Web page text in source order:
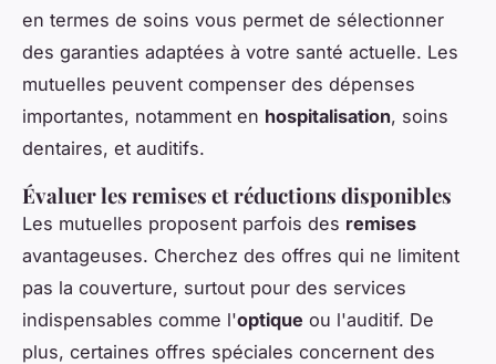
en termes de soins vous permet de sélectionner
des garanties adaptées à votre santé actuelle. Les
mutuelles peuvent compenser des dépenses
importantes, notamment en hospitalisation, soins
dentaires, et auditifs.
Évaluer les remises et réductions disponibles
Les mutuelles proposent parfois des remises
avantageuses. Cherchez des offres qui ne limitent
pas la couverture, surtout pour des services
indispensables comme l'optique ou l'auditif. De
plus, certaines offres spéciales concernent des